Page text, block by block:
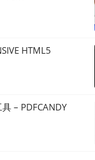
HTML5
– PDFCANDY